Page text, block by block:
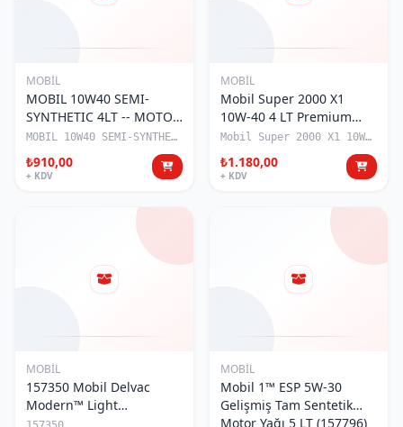
MOBİL
MOBIL 10W40 SEMI-
SYNTHETIC 4LT -- MOTOR
YAĞI (155098)
MOBIL 10W40 SEMI-SYNTHETIC 4LT
₺910,00
+ KDV
MOBİL
Mobil Super 2000 X1
10W-40 4 LT Premium
Yarı Sentetik Binek Araç Mobil Super 2000 X1 10W-40 4 LT
₺1.180,00
+ KDV
MOBİL
157350 Mobil Delvac
Modern™ Light
Commercial F 0W30
MOBİL
Mobil 1™ ESP 5W-30
Gelişmiş Tam Sentetik
Motor Yağı 5 LT (157796)